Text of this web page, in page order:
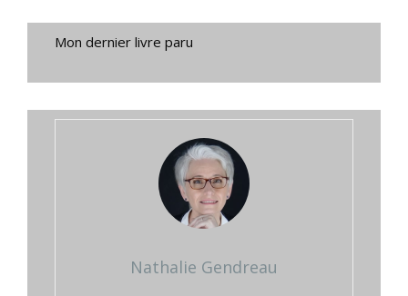
Mon dernier livre paru
Nathalie Gendreau